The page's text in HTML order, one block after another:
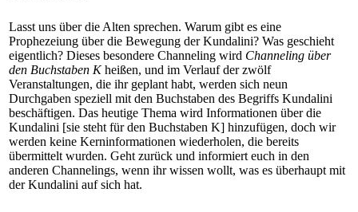
Lasst uns über die Alten sprechen. Warum gibt es eine
Prophezeiung über die Bewegung der Kundalini? Was geschieht
eigentlich? Dieses besondere Channeling wird Channeling über
den Buchstaben Kheißen, und im Verlauf der zwölf
Veranstaltungen, die ihr geplant habt, werden sich neun
Durchgaben speziell mit den Buchstaben des Begriffs Kundalini
beschäftigen. Das heutige Thema wird Informationen über die
Kundalini [sie steht für den Buchstaben K] hinzufügen, doch wir
werden keine Kerninformationen wiederholen, die bereits
übermittelt wurden. Geht zurück und informiert euch in den
anderen Channelings, wenn ihr wissen wollt, was es überhaupt mit
der Kundalini auf sich hat.